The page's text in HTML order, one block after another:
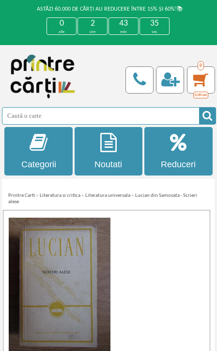
ASTĂZI 60.000 DE CĂRȚI AU REDUCERE ÎNTRE 15% ȘI 60%!📚
0
zile
2
ore
43
min
35
sec
0
0,00 Lei
Categorii Noutati Reduceri
Printre Carti » Literatura si critica » Literatura universala » Lucian din Samosata - Scrieri
alese